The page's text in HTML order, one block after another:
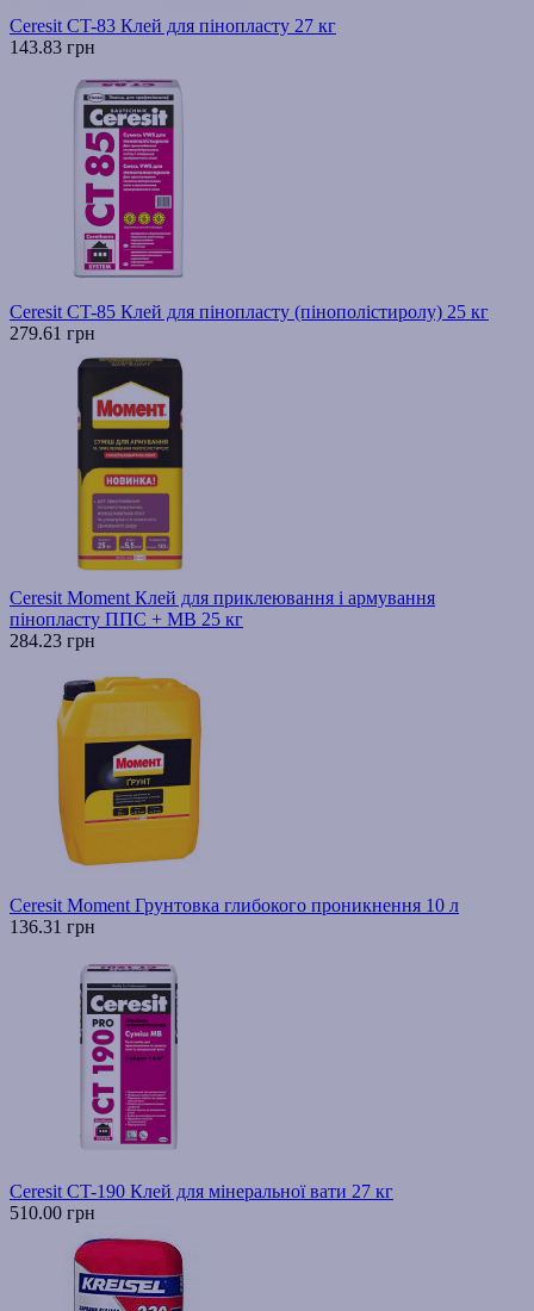
Ceresit CT-83 Клей для пінопласту 27 кг
143.83 грн
Ceresit CT-85 Клей для пінопласту (пінополістиролу) 25 кг
279.61 грн
Ceresit Moment Клей для приклеювання і армування
пінопласту ППС + МВ 25 кг
284.23 грн
Ceresit Moment Грунтовка глибокого проникнення 10 л
136.31 грн
Ceresit CT-190 Клей для мінеральної вати 27 кг
510.00 грн